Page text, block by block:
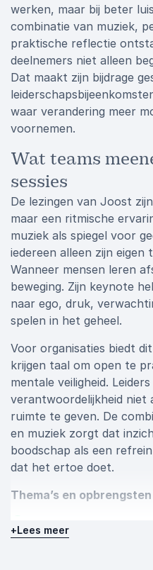
werken, maar bij beter
combinatie van muziek,
praktische reflectie
deelnemers niet alleen
Dat maakt zijn bijdrage
waar verandering meer
voornemen.
Wat teams
sessies
De lezingen van Joost
maar een ritmische
muziek als spiegel voor
iedereen alleen zijn
Wanneer mensen leren
beweging. Zijn keynote
naar ego, druk,
spelen in het geheel.
Voor organisaties biedt
krijgen taal om open te
mentale veiligheid.
verantwoordelijkheid niet
ruimte te geven. De
en muziek zorgt dat
boodschap als een
dat het ertoe doet.
Thema’s en opbrengsten
sterker team
+Lees meer